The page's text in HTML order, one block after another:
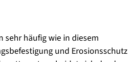
sehr häufig wie in diesem
und Erosionsschutz